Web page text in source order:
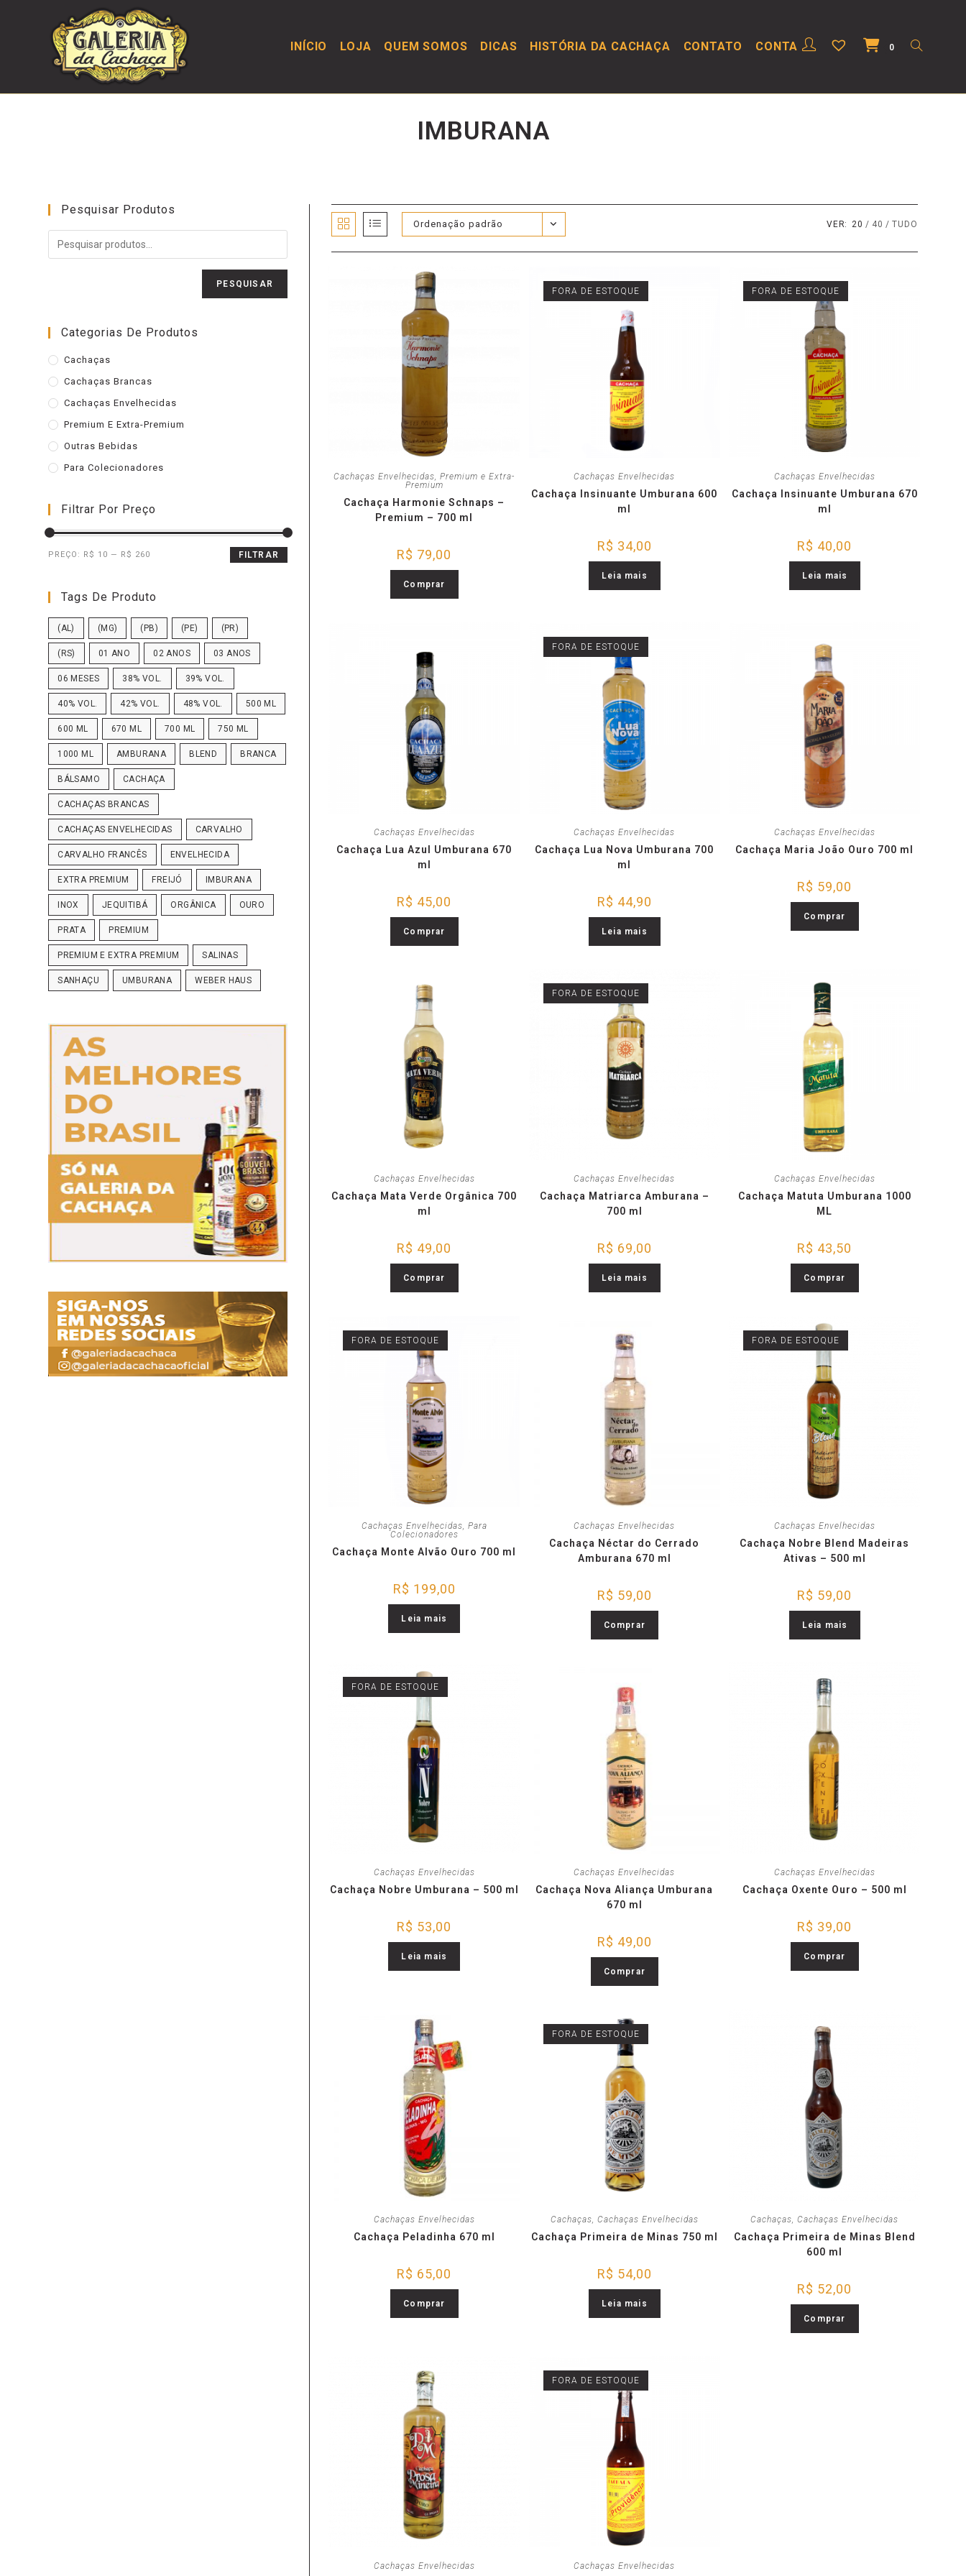
INÍCIO LOJA QUEM SOMOS DICAS HISTÓRIA DA CACHAÇA CONTATO CONTA 0
IMBURANA
Ordenação padrão VER: 20 40 TUDO
Cachaças Envelhecidas,Premium e Extra-
Premium
Cachaça Harmonie Schnaps –
Premium – 700 ml
R$ 79,00
Comprar
FORA DE ESTOQUE
Cachaças Envelhecidas
Cachaça Insinuante Umburana 600
ml
R$ 34,00
Leia mais
FORA DE ESTOQUE
Cachaças Envelhecidas
Cachaça Insinuante Umburana 670
ml
R$ 40,00
Leia mais
Cachaças Envelhecidas
Cachaça Lua Azul Umburana 670
ml
R$ 45,00
Comprar
FORA DE ESTOQUE
Cachaças Envelhecidas
Cachaça Lua Nova Umburana 700
ml
R$ 44,90
Leia mais
Cachaças Envelhecidas
Cachaça Maria João Ouro 700 ml
R$ 59,00
Comprar
Cachaças Envelhecidas
Cachaça Mata Verde Orgânica 700
ml
R$ 49,00
Comprar
FORA DE ESTOQUE
Cachaças Envelhecidas
Cachaça Matriarca Amburana –
700 ml
R$ 69,00
Leia mais
Cachaças Envelhecidas
Cachaça Matuta Umburana 1000
ML
R$ 43,50
Comprar
FORA DE ESTOQUE
Cachaças Envelhecidas Para
Colecionadores
Cachaça Monte Alvão Ouro 700 ml
R$ 199,00
Leia mais
Cachaças Envelhecidas
Cachaça Néctar do Cerrado
Amburana 670 ml
R$ 59,00
Comprar
FORA DE ESTOQUE
Cachaças Envelhecidas
Cachaça Nobre Blend Madeiras
Ativas – 500 ml
R$ 59,00
Leia mais
FORA DE ESTOQUE
Cachaças Envelhecidas
Cachaça Nobre Umburana – 500 ml
R$ 53,00
Leia mais
Cachaças Envelhecidas
Cachaça Nova Aliança Umburana
670 ml
R$ 49,00
Comprar
Cachaças Envelhecidas
Cachaça Oxente Ouro – 500 ml
R$ 39,00
Comprar
Cachaças Envelhecidas
Cachaça Peladinha 670 ml
R$ 65,00
Comprar
FORA DE ESTOQUE
Cachaças Cachaças Envelhecidas
Cachaça Primeira de Minas 750 ml
R$ 54,00
Leia mais
Cachaças ,Cachaças Envelhecidas
Cachaça Primeira de Minas Blend
600 ml
R$ 52,00
Comprar
Cachaças Envelhecidas
FORA DE ESTOQUE
Cachaças Envelhecidas
Pesquisar Produtos
PESQUISAR
Categorias De Produtos
Cachaças
Cachaças Brancas
Cachaças Envelhecidas
Premium E Extra-Premium
Outras Bebidas
Para Colecionadores
Filtrar Por Preço
FILTRAR
PREÇO: R$ 10 — R$ 260
Tags De Produto
(AL) (MG) (PB) (PE) (PR)
(RS) 01 ANO 02 ANOS 03 ANOS
06 MESES 38% VOL. 39% VOL.
40% VOL. 42% VOL. 48% VOL. 500 ML
600 ML 670 ML 700 ML 750 ML
1000 ML AMBURANA BLEND BRANCA
BÁLSAMO CACHAÇA
CACHAÇAS BRANCAS
CACHAÇAS ENVELHECIDAS CARVALHO
CARVALHO FRANCÊS ENVELHECIDA
EXTRA PREMIUM FREIJÓ IMBURANA
INOX JEQUITIBÁ ORGÂNICA OURO
PRATA PREMIUM
PREMIUM E EXTRA PREMIUM SALINAS
SANHAÇU UMBURANA WEBER HAUS